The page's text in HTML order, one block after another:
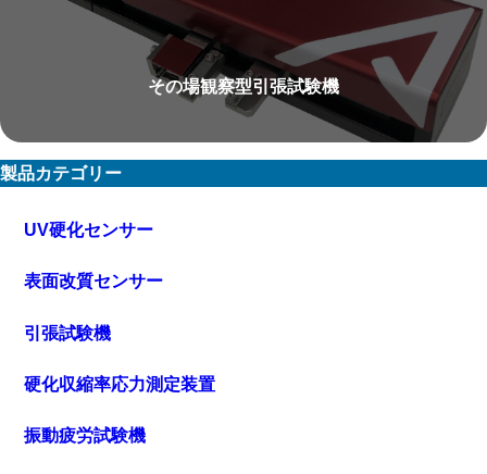
その場観察型引張試験機
製品カテゴリー
UV硬化センサー
表面改質センサー
引張試験機
硬化収縮率応力測定装置
振動疲労試験機